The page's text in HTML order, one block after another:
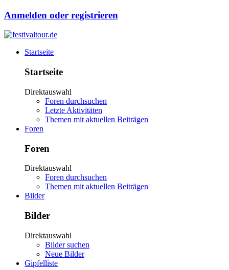
Anmelden oder registrieren
Startseite
Startseite
Direktauswahl
Foren durchsuchen
Letzte Aktivitäten
Themen mit aktuellen Beiträgen
Foren
Foren
Direktauswahl
Foren durchsuchen
Themen mit aktuellen Beiträgen
Bilder
Bilder
Direktauswahl
Bilder suchen
Neue Bilder
Gipfelliste